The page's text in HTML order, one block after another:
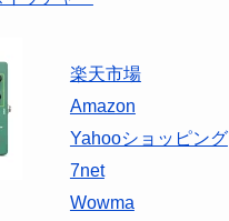
楽天市場
Amazon
Yahooショッピング
7net
Wowma